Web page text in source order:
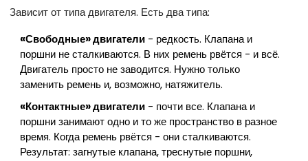
Зависит от типа двигателя. Есть два типа:
«Свободные» двигатели - редкость. Клапана и
поршни не сталкиваются. В них ремень рвётся - и всё.
Двигатель просто не заводится. Нужно только
заменить ремень и, возможно, натяжитель.
«Контактные» двигатели - почти все. Клапана и
поршни занимают одно и то же пространство в разное
время. Когда ремень рвётся - они сталкиваются.
Результат: загнутые клапана, треснутые поршни,